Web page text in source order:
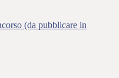
(da pubblicare in